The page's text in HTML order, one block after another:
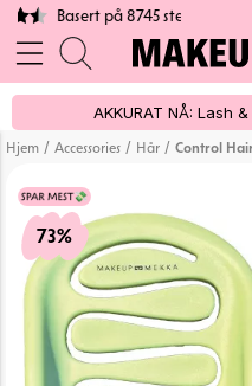
AKKURAT NÅ: Lash
Hjem / Accessories / Hår / Control
73%